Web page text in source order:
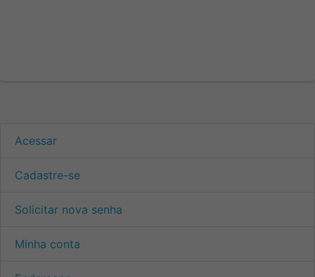
Acessar
Cadastre-se
Solicitar nova senha
Minha conta